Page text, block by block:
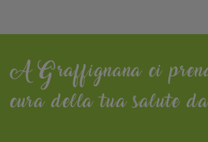
A Graffignana ci
cura della tua salute